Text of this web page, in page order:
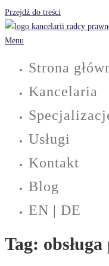
Przejdź do treści
Menu
Strona
Kancelaria
Usługi
Kontakt
Blog
EN | DE
Tag: